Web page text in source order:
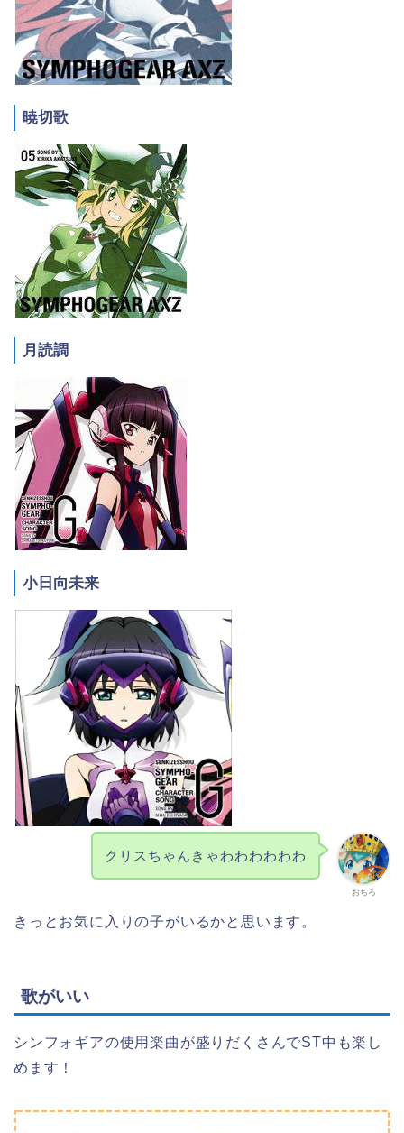
暁切歌
月読調
小日向未来
おちろ
クリスちゃんきゃわわわわわわ
きっとお気に入りの子がいるかと思います。
歌がいい
シンフォギアの使用楽曲が盛りだくさんでST中も楽し
めます！